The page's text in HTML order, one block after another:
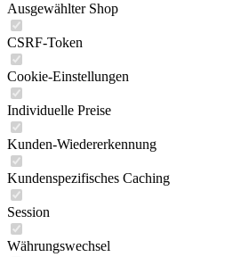
Ausgewählter Shop
CSRF-Token
Cookie-Einstellungen
Individuelle Preise
Kunden-Wiedererkennung
Kundenspezifisches Caching
Session
Währungswechsel